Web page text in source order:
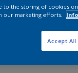
to the storing of cookies
our marketing efforts.
Info
Accept All